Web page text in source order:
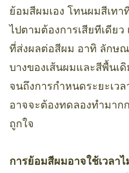
ย้อมสีผมเอง โทนผมสีเทา
ไปตามต้องการเสียทีเดีย
ที่ส่งผลต่อสีผม อาทิ ลักษ
บางของเส้นผมและสีพื้น
จนถึงการกำหนดระยะเว
อาจจะต้องทดลองทำมาก
ถูกใจ
การย้อมสีผมอาจใช้เวลาไ